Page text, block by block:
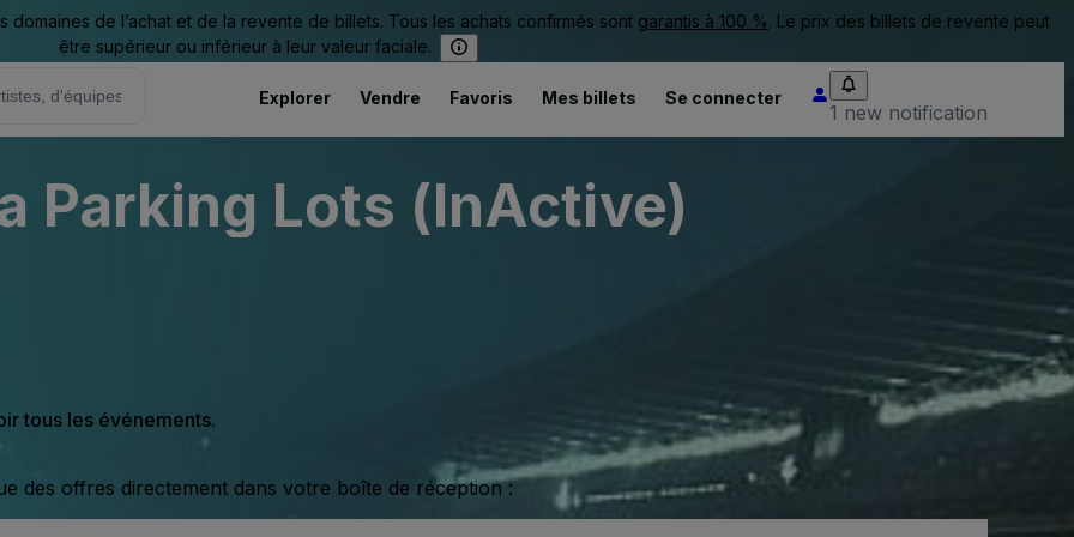
de l’achat et de la revente de billets. Tous les achats confirmés sont garantis à 100 %. Le prix des billets de revente peut
être supérieur ou inférieur à leur valeur faciale.
Explorer Vendre Favoris Mes billets Se connecter
1 new notification
Parking Lots (InActive)
tous les événements.
des offres directement dans votre boîte de réception :